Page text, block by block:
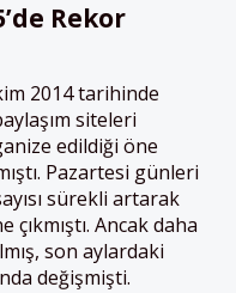
Rekor
2014 tarihinde
siteleri
edildiği öne
Pazartesi günleri
sürekli artarak
çıkmıştı. Ancak daha
son aylardaki
değişmişti.